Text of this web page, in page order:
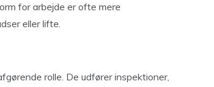
for arbejde er ofte mere
eller lifte.
rolle. De udfører inspektioner,